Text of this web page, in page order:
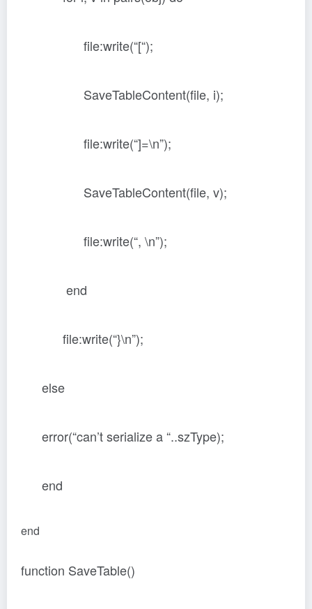
file:write(“[“);
SaveTableContent(file, i);
file:write(“]=\n”);
SaveTableContent(file, v);
file:write(“, \n”);
end
file:write(“}\n”);
else
error(“can’t serialize a “..szType);
end
end
function SaveTable()